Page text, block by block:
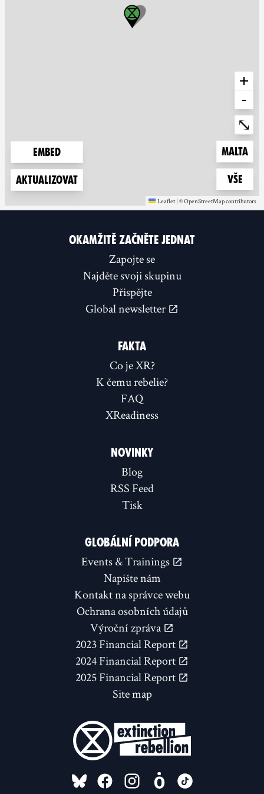
Embed
Aktualizovat
+
-
⤡
Zoom to
Malta
Zoom
Vše
Leaflet | ©OpenStreetMap
(new window) contributors
(new window)
OKAMŽITĚ ZAČNĚTE JEDNAT
Zapojte se
Najděte svoji skupinu
Přispějte
Global newsletter
FAKTA
Co je XR?
K čemu rebelie?
FAQ
XReadiness
NOVINKY
Blog
RSS Feed
Tisk
GLOBÁLNÍ PODPORA
Events & Trainings
Napište nám
Kontakt na správce webu
Ochrana osobních údajů
Výroční zpráva
2023 Financial Report
2024 Financial Report
2025 Financial Report
Site map
FOLLOW US ON